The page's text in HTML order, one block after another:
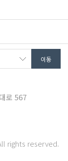
로 567
rights reserved.